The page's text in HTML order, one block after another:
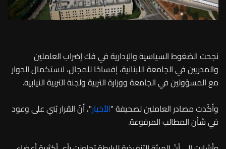
نجحت الضغوط السياسية والإدارية في فك إضراب العاملين
والمدربين في الجامعة اللبنانية، إفساحًا للمجال، لاستكمال الحوار
مع المسؤولين في الجامعة ووزارة التربية ولجنة التربية النيابية.
وأكّدت مصادر العاملين لصحيفة "الأخبار"، أنّ القرار بُني على وعود
في شأن المطالب المرفوعة.